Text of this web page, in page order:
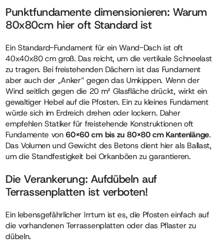
Punktfundamente dimensionieren: Warum
80x80cm hier oft Standard ist
Ein Standard-Fundament für ein Wand-Dach ist oft
40x40x80 cm groß. Das reicht, um die vertikale Schneelast
zu tragen. Bei freistehenden Dächern ist das Fundament
aber auch der „Anker“ gegen das Umkippen. Wenn der
Wind seitlich gegen die 20 m² Glasfläche drückt, wirkt ein
gewaltiger Hebel auf die Pfosten. Ein zu kleines Fundament
würde sich im Erdreich drehen oder lockern. Daher
empfehlen Statiker für freistehende Konstruktionen oft
Fundamente von60×60 cm bis zu 80×80 cm Kantenlänge.
Das Volumen und Gewicht des Betons dient hier als Ballast,
um die Standfestigkeit bei Orkanböen zu garantieren.
Die Verankerung: Aufdübeln auf
Terrassenplatten ist verboten!
Ein lebensgefährlicher Irrtum ist es, die Pfosten einfach auf
die vorhandenen Terrassenplatten oder das Pflaster zu
dübeln.